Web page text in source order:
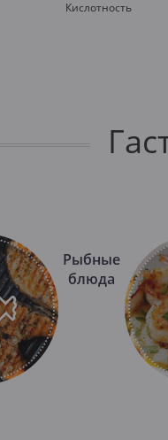
Кислотность
Рыбные
блюда